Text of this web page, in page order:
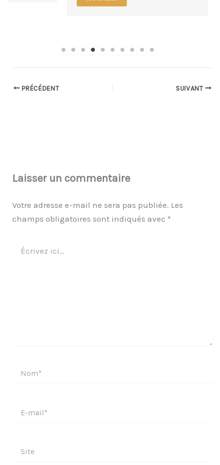
PRÉCÉDENT SUIVANT
Laisser un commentaire
Votre adresse e-mail ne sera pas publiée. Les
champs obligatoires sont indiqués avec *
ici…
mail*